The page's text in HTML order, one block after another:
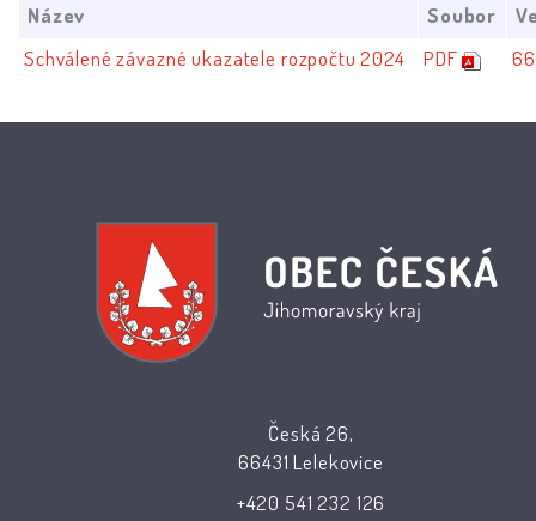
Název Soubor
Schválené závazné ukazatele rozpočtu 2024
PDF
Česká 26,
66431 Lelekovice
+420 541 232 126